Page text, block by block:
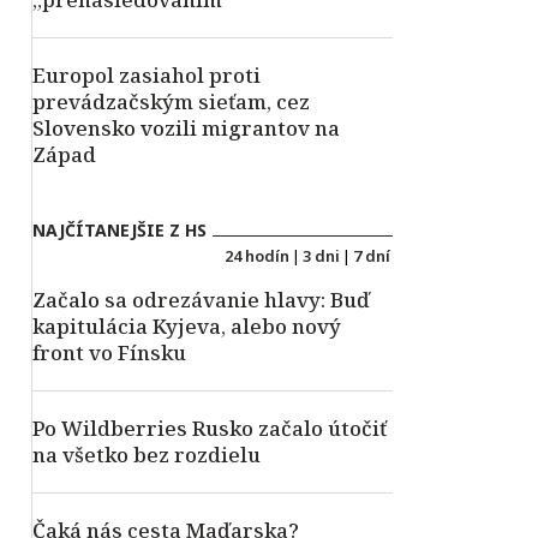
Europol zasiahol proti
prevádzačským sieťam, cez
Slovensko vozili migrantov na
Západ
NAJČÍTANEJŠIE Z HS
24 hodín | 3 dni | 7 dní
Začalo sa odrezávanie hlavy: Buď
kapitulácia Kyjeva, alebo nový
front vo Fínsku
Po Wildberries Rusko začalo útočiť
na všetko bez rozdielu
Čaká nás cesta Maďarska?